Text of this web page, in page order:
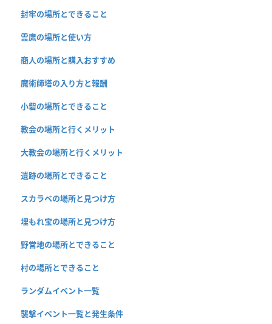
封牢の場所とできること
霊鷹の場所と使い方
商人の場所と購入おすすめ
魔術師塔の入り方と報酬
小砦の場所とできること
教会の場所と行くメリット
大教会の場所と行くメリット
遺跡の場所とできること
スカラベの場所と見つけ方
埋もれ宝の場所と見つけ方
野営地の場所とできること
村の場所とできること
ランダムイベント一覧
襲撃イベント一覧と発生条件